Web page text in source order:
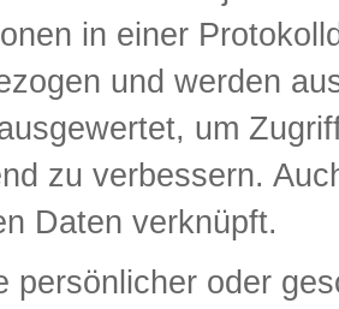
in einer
und werden
um
zu verbessern.
Daten verknüpft.
persönlicher oder